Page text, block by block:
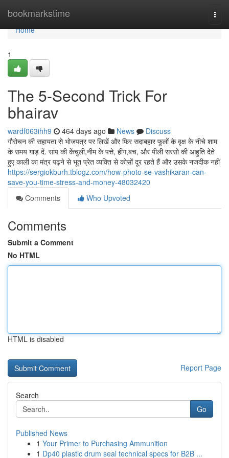
bookmarkstime
Home
Home
1
The 5-Second Trick For
bhairav
wardf063ihh9 464 days ago News
Discuss
गौरोचन की सहायता से भोजपत्र पर लिखें और फिर सदाबहार फूलों के वृक्ष के नीचे शाम
के समय गाड़ दें. सांप की केंचुली,नीम के पत्ते, हींग,बच, और पीली सरसो की आहुति देते
हुए काली का मंत्र पढ़ने से भूत प्रेत व्यक्ति से कोसों दूर रहते हैं और उसके नजदीक नहीं
https://sergiokburh.tblogz.com/how-photo-se-vashikaran-can-
save-you-time-stress-and-money-48032420
Comments
Who Upvoted
Comments
Submit a Comment
No HTML
HTML is disabled
Report Page
Search
Go
Published News
1 Your Primer to Purchasing Ammunition
1 Dp40 plastic drum seal technical specs for B2B ...